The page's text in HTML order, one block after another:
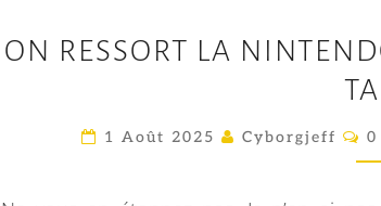
ON RESSORT LA
1 Août 2025 Cyborgjeff
C
M
0